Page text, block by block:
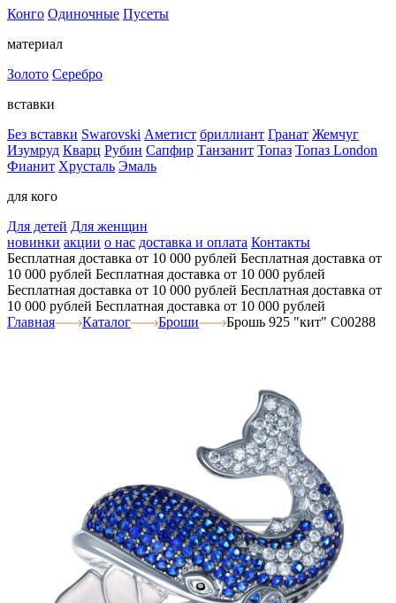
Конго Одиночные Пусеты
материал
Золото Серебро
вставки
Без вставки Swarovski Аметист бриллиант Гранат Жемчуг
Изумруд Кварц Рубин Сапфир Танзанит Топаз Топаз London
Фианит Хрусталь Эмаль
для кого
Для детей Для женщин
новинки акции о нас доставка и оплата Контакты
Бесплатная доставка от 10 000 рублей Бесплатная доставка от
10 000 рублей Бесплатная доставка от 10 000 рублей
Бесплатная доставка от 10 000 рублей Бесплатная доставка от
10 000 рублей Бесплатная доставка от 10 000 рублей
Главная
Каталог Броши Брошь 925 "кит" C00288